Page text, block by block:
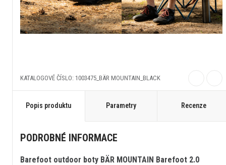
KATALOGOVÉ ČÍSLO: 1003475_BÄR MOUNTAIN_BLACK
Popis produktu Parametry Recenze
PODROBNÉ INFORMACE
Barefoot outdoor boty BÄR MOUNTAIN Barefoot 2.0